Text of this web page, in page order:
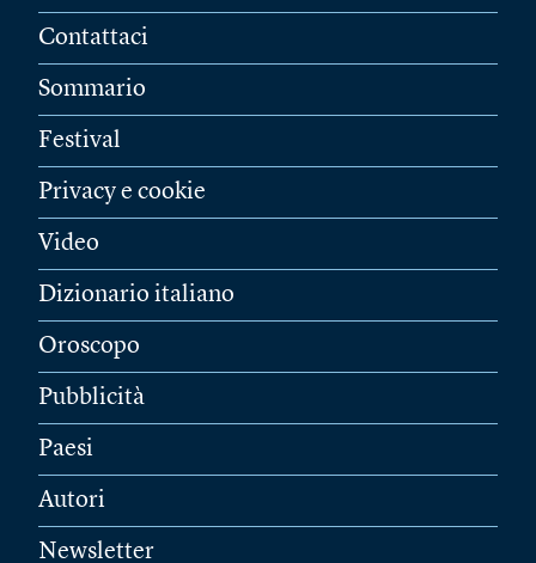
Contattaci
Sommario
Festival
Privacy e cookie
Video
Dizionario italiano
Oroscopo
Pubblicità
Paesi
Autori
Newsletter